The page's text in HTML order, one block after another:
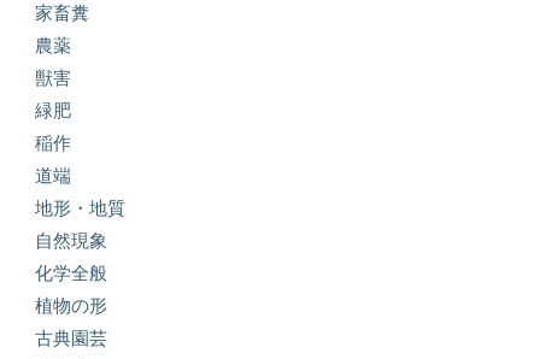
家畜糞
農薬
獣害
緑肥
稲作
道端
地形・地質
自然現象
化学全般
植物の形
古典園芸